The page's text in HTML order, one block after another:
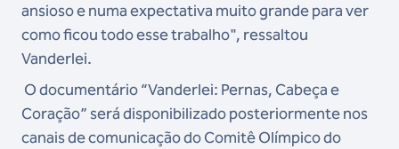
ansioso e numa expectativa muito grande para ver
como ficou todo esse trabalho", ressaltou
Vanderlei.
O documentário “Vanderlei: Pernas, Cabeça e
Coração” será disponibilizado posteriormente nos
canais de comunicação do Comitê Olímpico do